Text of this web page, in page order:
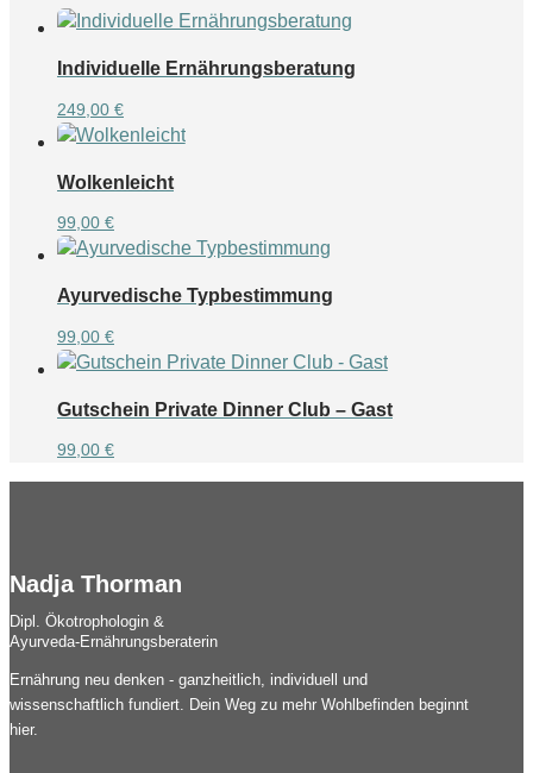
Individuelle Ernährungsberatung
249,00 €
Wolkenleicht
99,00 €
Ayurvedische Typbestimmung
99,00 €
Gutschein Private Dinner Club – Gast
99,00 €
Nadja Thorman
Dipl. Ökotrophologin &
Ayurveda-Ernährungsberaterin
Ernährung neu denken - ganzheitlich, individuell und
wissenschaftlich fundiert. Dein Weg zu mehr Wohlbefinden beginnt
hier.